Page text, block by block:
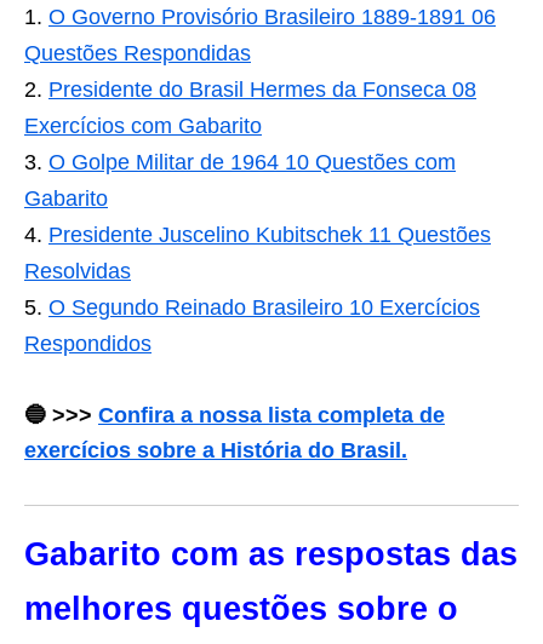
O Governo Provisório Brasileiro 1889-1891 06
Questões Respondidas
Presidente do Brasil Hermes da Fonseca 08
Exercícios com Gabarito
O Golpe Militar de 1964 10 Questões com
Gabarito
Presidente Juscelino Kubitschek 11 Questões
Resolvidas
O Segundo Reinado Brasileiro 10 Exercícios
Respondidos
🔵 >>> Confira a nossa lista completa de
exercícios sobre a História do Brasil.
Gabarito com as respostas das
melhores questões sobre o